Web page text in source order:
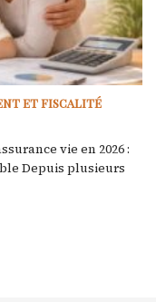
et fiscalité
vie en 2026 :
Depuis plusieurs